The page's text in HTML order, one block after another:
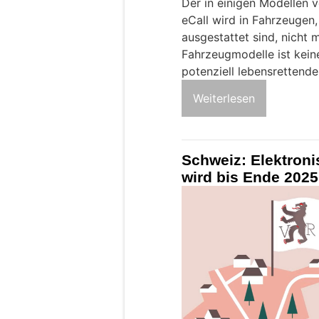
eCall wird in
ausgestattet sind, nicht
Fahrzeugmodelle ist
potenziell
Weiterlesen
Schweiz:
wird bis Ende